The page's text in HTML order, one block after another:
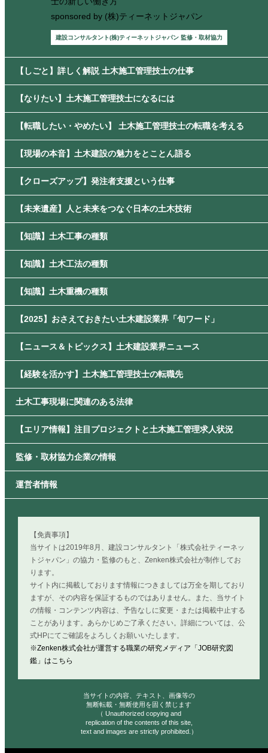
sponsored by (株)ティーネットジャパン
建設コンサルタント(株)ティーネットジャパン 監修・取材協力
【しごと】詳しく解説 土木施工管理技士の仕事
【なりたい】土木施工管理技士になるには
【転職したい・やめたい】 土木施工管理技士の転職を考える
【現場の本音】土木建設の魅力をとことん語る
【クローズアップ】発注者支援という仕事
【未来遺産】人と未来をつなぐ日本の土木技術
【知識】土木工事の種類
【知識】土木工法の種類
【知識】土木重機の種類
【2025】おさえておきたい土木建設業界「旬ワード」
【ニュース＆トピックス】土木建設業界ニュース
【経験を活かす】土木施工管理技士の転職先
土木工事現場に関連のある法律
【エリア情報】注目プロジェクトと土木施工管理求人状況
監修・取材協力企業の情報
運営者情報
【免責事項】
当サイトは2019年8月、建設コンサルタント「株式会社ティーネッ
トジャパン」の協力・監修のもと、Zenken株式会社が制作してお
ります。
サイト内に掲載しております情報につきましては万全を期しており
ますが、その内容を保証するものではありません。また、当サイト
の情報・コンテンツ内容は、予告なしに変更・または掲載中止する
ことがあります。あらかじめご了承ください。詳細については、公
式HPにてご確認をよろしくお願いいたします。
※Zenken株式会社が運営する職業の研究メディア「JOB研究図
鑑」はこちら
当サイトの内容、テキスト、画像等の
無断転載・無断使用を固く禁じます
（ Unauthorized copying and
replication of the contents of this site,
text and images are strictly prohibited.）